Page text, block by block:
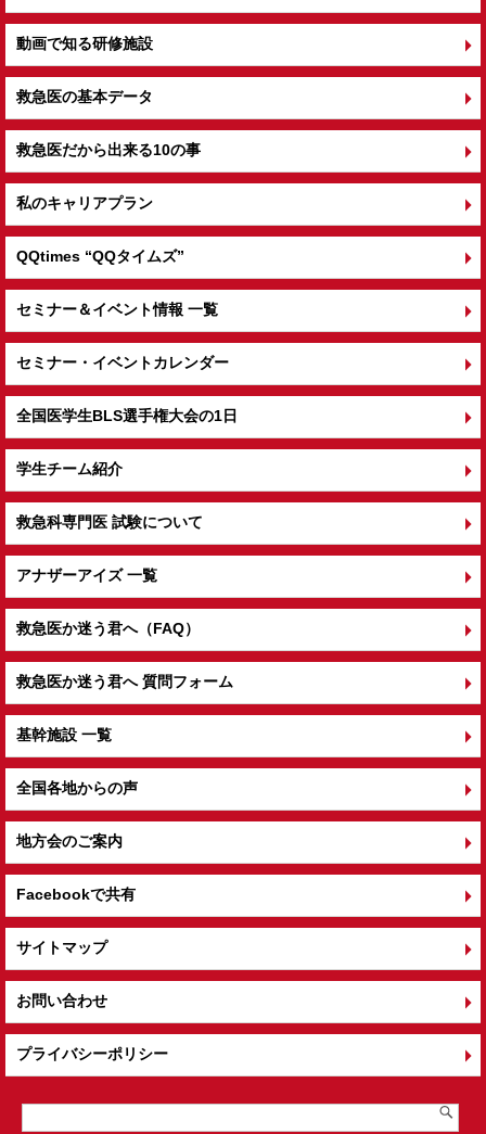
動画で知る研修施設
救急医の基本データ
救急医だから出来る10の事
私のキャリアプラン
QQtimes “QQタイムズ”
セミナー＆イベント情報 一覧
セミナー・イベントカレンダー
全国医学生BLS選手権大会の1日
学生チーム紹介
救急科専門医 試験について
アナザーアイズ 一覧
救急医か迷う君へ（FAQ）
救急医か迷う君へ 質問フォーム
基幹施設 一覧
全国各地からの声
地方会のご案内
Facebookで共有
サイトマップ
お問い合わせ
プライバシーポリシー